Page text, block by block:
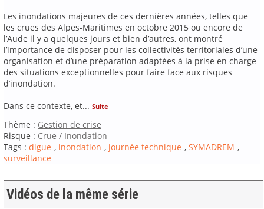
Les inondations majeures de ces dernières années, telles que
les crues des Alpes-Maritimes en octobre 2015 ou encore de
l’Aude il y a quelques jours et bien d’autres, ont montré
l’importance de disposer pour les collectivités territoriales d’une
organisation et d’une préparation adaptées à la prise en charge
des situations exceptionnelles pour faire face aux risques
d’inondation.
Dans ce contexte, et... Suite
Thème : Gestion de crise
Risque : Crue / Inondation
Tags : digue , inondation , journée technique , SYMADREM ,
surveillance
Vidéos de la même série